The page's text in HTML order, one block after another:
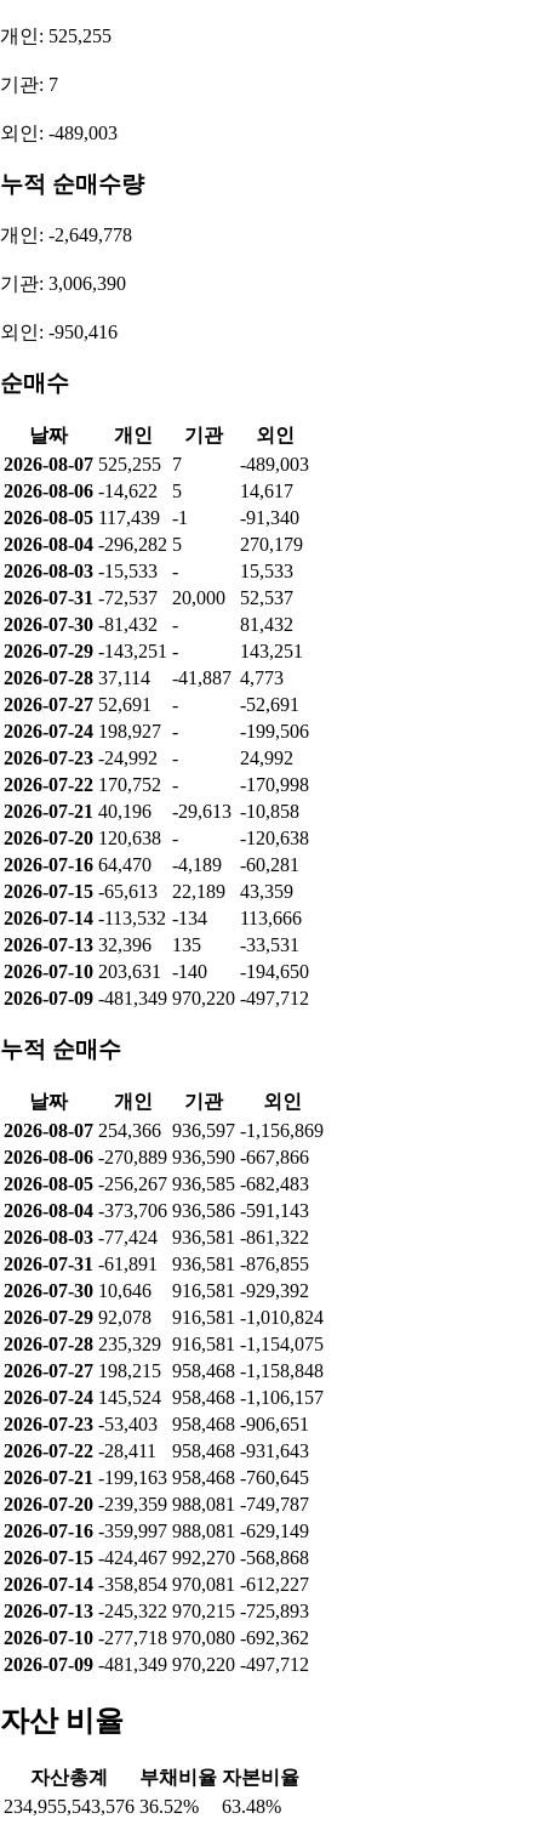
개인: 525,255
기관: 7
외인: -489,003
누적 순매수량
개인: -2,649,778
기관: 3,006,390
외인: -950,416
순매수
날짜 개인 기관
외인
2026-08-07 525,255 7
-489,003
2026-08-06 -14,622 5
14,617
2026-08-05 117,439 -1
-91,340
2026-08-04 -296,282 5
270,179
2026-08-03 -15,533 -
15,533
2026-07-31 -72,537 20,000
52,537
2026-07-30 -81,432 -
81,432
2026-07-29 -143,251 -
143,251
2026-07-28 37,114 -41,887 4,773
2026-07-27 52,691 -
-52,691
2026-07-24 198,927 -
-199,506
2026-07-23 -24,992 -
24,992
2026-07-22 170,752 -
-170,998
2026-07-21 40,196 -29,613 -10,858
2026-07-20 120,638 -
-120,638
2026-07-16 64,470 -4,189
-60,281
2026-07-15 -65,613 22,189
43,359
2026-07-14 -113,532 -134
113,666
2026-07-13 32,396 135
-33,531
2026-07-10 203,631 -140
-194,650
2026-07-09 -481,349 970,220 -497,712
누적 순매수
날짜 개인 기관
외인
2026-08-07 254,366 936,597 -1,156,869
2026-08-06 -270,889 936,590 -667,866
2026-08-05 -256,267 936,585 -682,483
2026-08-04 -373,706 936,586 -591,143
2026-08-03 -77,424 936,581 -861,322
2026-07-31 -61,891 936,581 -876,855
2026-07-30 10,646 916,581 -929,392
2026-07-29 92,078 916,581 -1,010,824
2026-07-28 235,329 916,581 -1,154,075
2026-07-27 198,215 958,468 -1,158,848
2026-07-24 145,524 958,468 -1,106,157
2026-07-23 -53,403 958,468 -906,651
2026-07-22 -28,411 958,468 -931,643
2026-07-21 -199,163 958,468 -760,645
2026-07-20 -239,359 988,081 -749,787
2026-07-16 -359,997 988,081 -629,149
2026-07-15 -424,467 992,270 -568,868
2026-07-14 -358,854 970,081 -612,227
2026-07-13 -245,322 970,215 -725,893
2026-07-10 -277,718 970,080 -692,362
2026-07-09 -481,349 970,220 -497,712
자산 비율
자산총계 부채비율 자본비율
234,955,543,576 36.52% 63.48%